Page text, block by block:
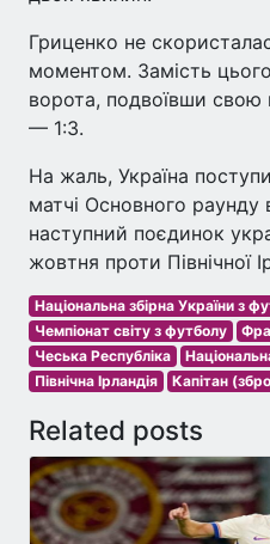
Гриценко не
моментом. Замість
ворота, подвоївши свою
— 1:3.
На жаль, Україна
матчі Основного
наступний поєдинок
жовтня проти Північної
Національна збірна України з
Чемпіонат світу з футболу
Чеська Республіка
Північна Ірландія
Капітан
Related posts